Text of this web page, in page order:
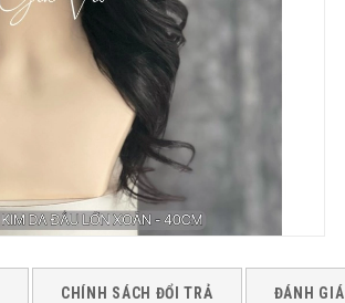
CHÍNH SÁCH ĐỔI TRẢ ĐÁNH GIÁ